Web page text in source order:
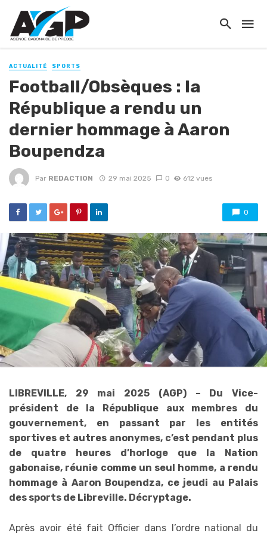
ACTUALITÉ SPORTS
Football/Obsèques : la
République a rendu un
dernier hommage à Aaron
Boupendza
Par REDACTION 29 mai 2025 0 612 vues
0
LIBREVILLE, 29 mai 2025 (AGP) – Du Vice-
président de la République aux membres du
gouvernement, en passant par les entités
sportives et autres anonymes, c’est pendant plus
de quatre heures d’horloge que la Nation
gabonaise, réunie comme un seul homme, a rendu
hommage à Aaron Boupendza, ce jeudi au Palais
des sports de Libreville. Décryptage.
Après avoir été fait Officier dans l’ordre national du